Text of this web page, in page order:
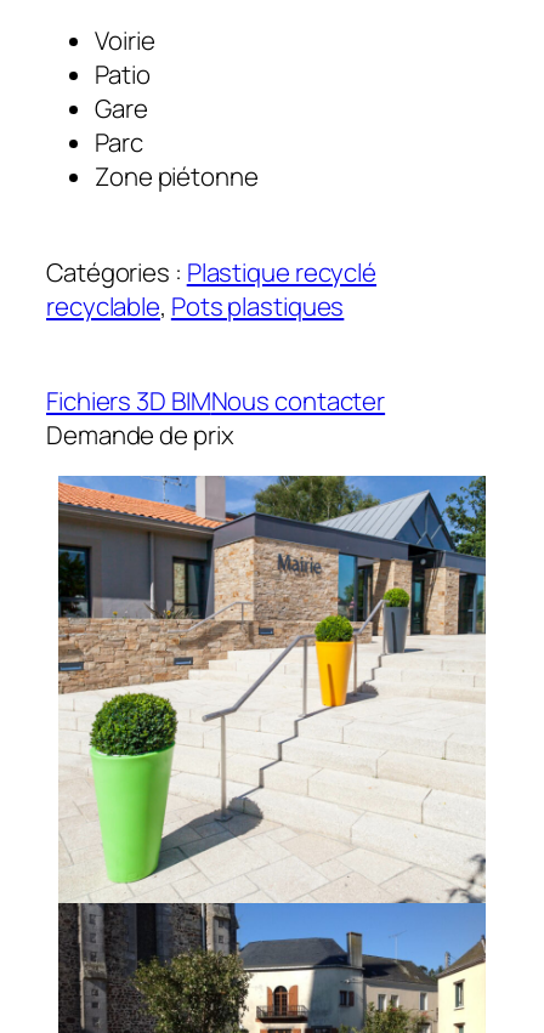
Voirie
Patio
Gare
Parc
Zone piétonne
Catégories : Plastique recyclé
recyclable, Pots plastiques
Fichiers 3D BIMNous contacter
Demande de prix